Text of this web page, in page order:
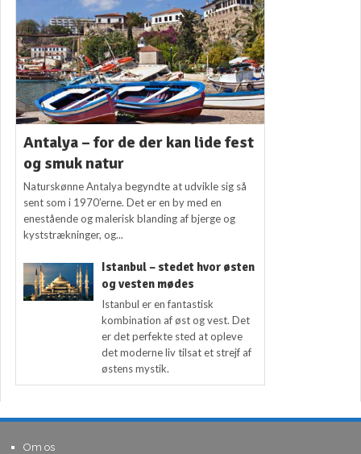
Antalya – for de der kan lide fest
og smuk natur
Naturskønne Antalya begyndte at udvikle sig så
sent som i 1970’erne. Det er en by med en
enestående og malerisk blanding af bjerge og
kyststrækninger, og...
Istanbul – stedet hvor østen
og vesten mødes
Istanbul er en fantastisk
kombination af øst og vest. Det
er det perfekte sted at opleve
det moderne liv tilsat et strejf af
østens mystik.
Om os